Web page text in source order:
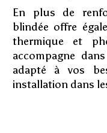
En plus de
blindée offre
thermique et
accompagne
adapté à vos
installation dans